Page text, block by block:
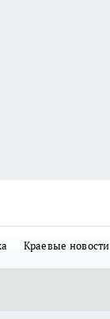
Краевые новости